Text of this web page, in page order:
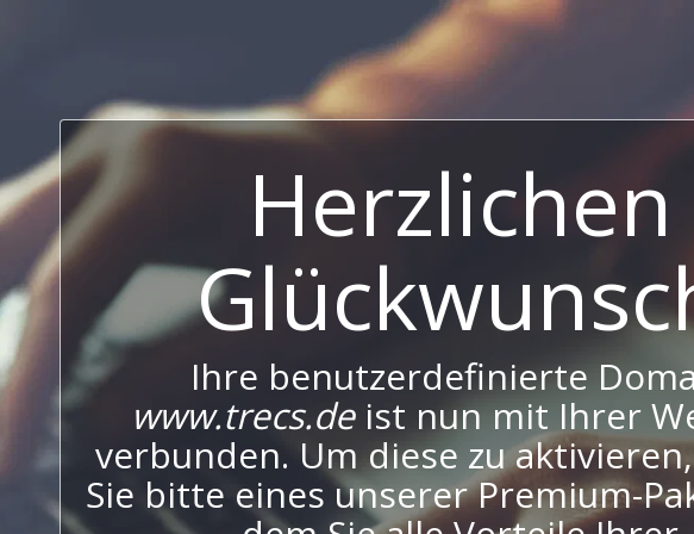
Herzlichen
Ihre benutzerdefinierte
www.trecs.deist nun mit Ihrer
verbunden. Um diese zu
Sie bitte eines unserer Premium-